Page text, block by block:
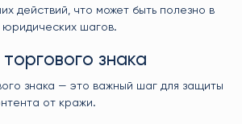
действий, что может быть полезно в
шагов.
знака
знака — это важный шаг для защиты
от кражи.